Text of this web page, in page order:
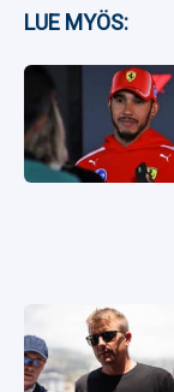
LUE MYÖS: